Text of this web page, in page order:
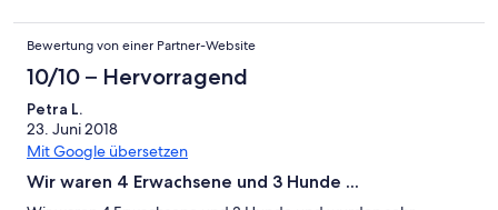
Bewertung von einer Partner-Website
10/10 – Hervorragend
Petra L.
23. Juni 2018
Mit Google übersetzen
Wir waren 4 Erwachsene und 3 Hunde ...